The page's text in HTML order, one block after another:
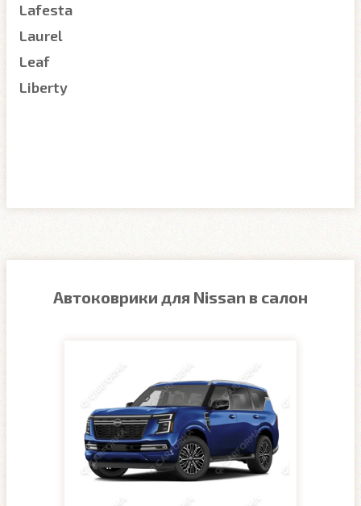
Lafesta
Laurel
Leaf
Liberty
Автоковрики для Nissan в салон